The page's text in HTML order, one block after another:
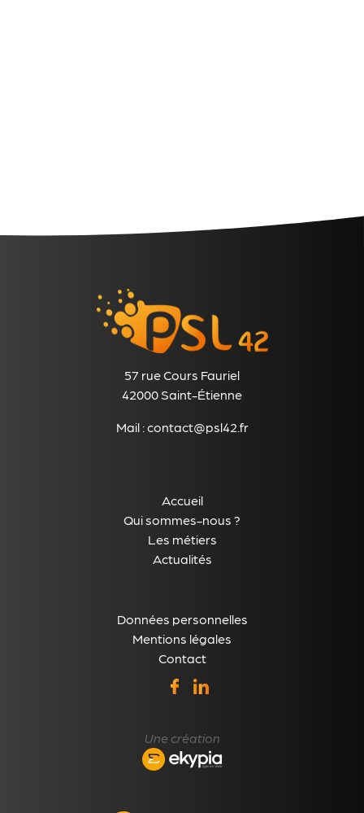
57 rue Cours Fauriel
42000 Saint-Étienne
Mail :contact@psl42.fr
Accueil
Qui sommes-nous ?
Les métiers
Actualités
Données personnelles
Mentions légales
Contact
Une création